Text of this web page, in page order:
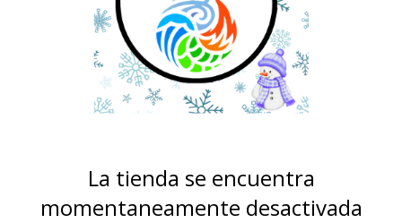
La tienda se encuentra
momentaneamente desactivada